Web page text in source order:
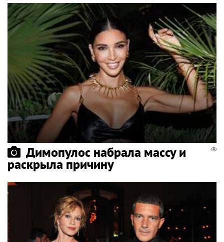
Димопулос набрала массу и
раскрыла причину